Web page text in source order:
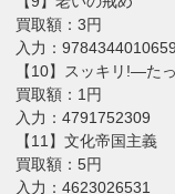
買取額：3円
入力：9784344010659
【10】スッキリ!―た
買取額：1円
入力：4791752309
【11】文化帝国主義
買取額：5円
入力：4623026531